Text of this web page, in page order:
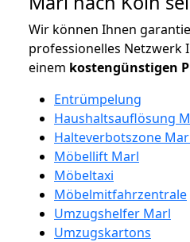
Wir können Ihnen
professionelles Netzwerk
einem kostengünstigen
Entrümpelung
Haushaltsauflösung
Halteverbotszone
Möbellift Marl
Möbeltaxi
Möbelmitfahrzentrale
Umzugshelfer Marl
Umzugskartons